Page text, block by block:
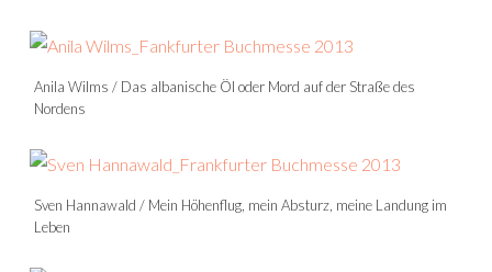
Anila Wilms / Das albanische Öl oder Mord auf der Straße des
Nordens
Sven Hannawald / Mein Höhenflug, mein Absturz, meine Landung im
Leben